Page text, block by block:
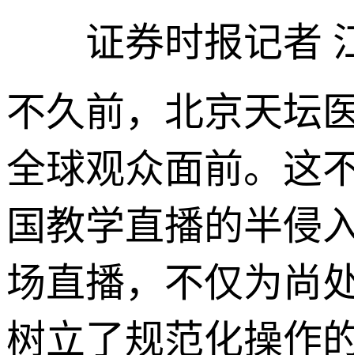
证券时报记者
不久前，北京天坛
全球观众面前。这
国教学直播的半侵
场直播，不仅为尚
树立了规范化操作